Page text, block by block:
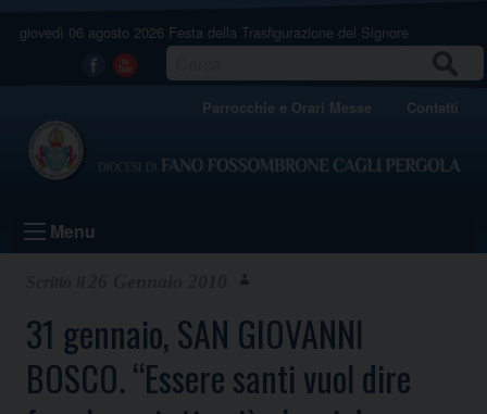
giovedì 06 agosto 2026 Festa della Trasfigurazione del Signore
Facebook
Youtube
Parrocchie e Orari Messe Contatti
Menu
31 gennaio, SAN GIOVANNI
BOSCO. “Essere santi vuol dire